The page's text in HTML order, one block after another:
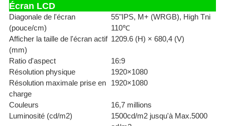
Écran LCD
Diagonale de l'écran
(pouce/cm)
55"IPS, M+ (WRGB), High Tni
110℃
Afficher la taille de l'écran actif
(mm)
1209.6 (H) × 680,4 (V)
Ratio d'aspect
16:9
Résolution physique
1920×1080
Résolution maximale prise en
charge
1920×1080
Couleurs
16,7 millions
Luminosité (cd/m2)
1500cd/m2 jusqu'à Max.5000